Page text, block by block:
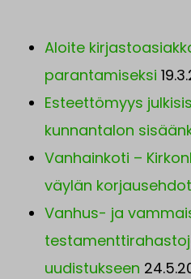
Aloite
parantamiseksi
Esteettömyys
kunnantalon
Vanhainkoti –
väylän
Vanhus- ja
uudistukseen